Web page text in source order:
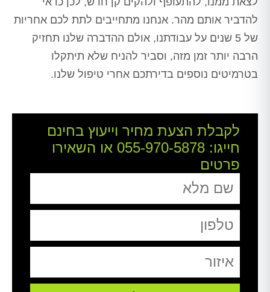
להדביר אותם מהר. אנחנו מתחייבים לתת לכם אחריות
של 5 שנים על עבודתנו, אולם ההדברה שלנו תחזיק
הרבה יותר זמן מזה, וסביר להניח שלא תיתקלו
בטרמיטים נוספים בדירתכם אחרי טיפול שלנו.
לקבלת הצעת מחיר וייעוץ בחינם
חייגו: 055-970-5878 או השאירו
פרטים